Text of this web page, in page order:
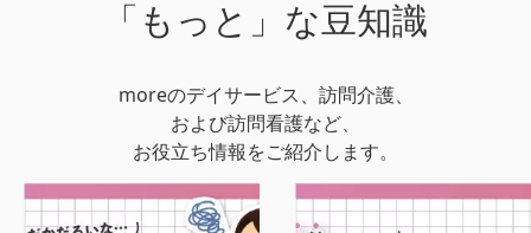
「もっと」な豆知識
moreのデイサービス、訪問介護、
および訪問看護など、
お役立ち情報をご紹介します。